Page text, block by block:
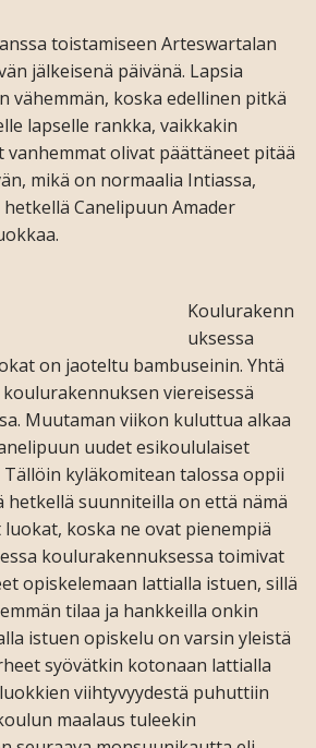
toistamiseen Arteswartalan
jälkeisenä päivänä. Lapsia
vähemmän, koska edellinen pitkä
lapselle rankka, vaikkakin
olivat päättäneet pitää
mikä on normaalia Intiassa,
Canelipuun Amader
Koulurakenn
uksessa
on jaoteltu bambuseinin. Yhtä
viereisessä
Muutaman viikon kuluttua alkaa
uudet esikoululaiset
kyläkomitean talossa oppii
hetkellä suunniteilla on että nämä
koska ne ovat pienempiä
koulurakennuksessa toimivat
opiskelemaan lattialla istuen, sillä
tilaa ja hankkeilla onkin
istuen opiskelu on varsin yleistä
syövätkin kotonaan lattialla
viihtyvyydestä puhuttiin
maalaus tuleekin